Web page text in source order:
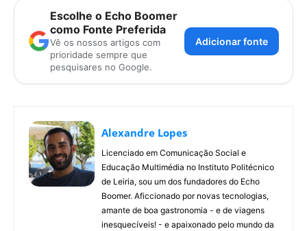
Escolhe o Echo Boomer
como Fonte Preferida
Vê os nossos artigos com
prioridade sempre que
pesquisares no Google.
Adicionar fonte
Alexandre Lopes
Licenciado em Comunicação Social e
Educação Multimédia no Instituto Politécnico
de Leiria, sou um dos fundadores do Echo
Boomer. Aficcionado por novas tecnologias,
amante de boa gastronomia - e de viagens
inesquecíveis! - e apaixonado pelo mundo da